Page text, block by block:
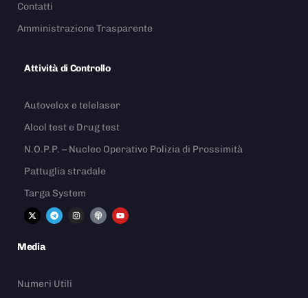
Contatti
Amministrazione Trasparente
Attività di Controllo
Autovelox e telelaser
Alcol test e Drug test
N.O.P.P. – Nucleo Operativo Polizia di Prossimità
Pattuglia stradale
Targa System
Media
Numeri Utili